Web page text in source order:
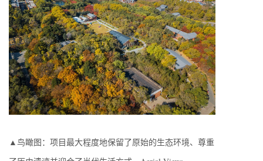
▲鸟瞰图：项目最大程度地保留了原始的生态环境、尊重